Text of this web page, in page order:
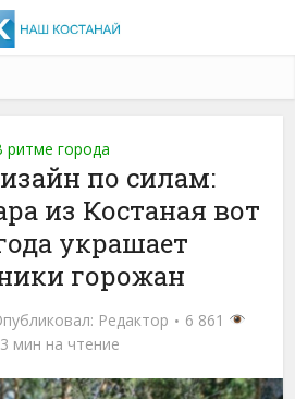
ритме города
по силам:
из Костаная вот
украшает
горожан
Редактор
6 861
3 мин на чтение